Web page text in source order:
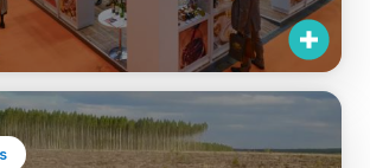
internacionales del
visitarán